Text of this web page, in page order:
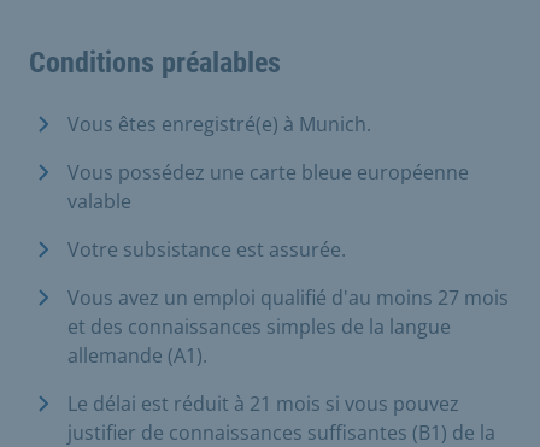
Conditions préalables
Vous êtes enregistré(e) à Munich.
Vous possédez une carte bleue européenne
valable
Votre subsistance est assurée.
Vous avez un emploi qualifié d'au moins 27 mois
et des connaissances simples de la langue
allemande (A1).
Le délai est réduit à 21 mois si vous pouvez
justifier de connaissances suffisantes (B1) de la